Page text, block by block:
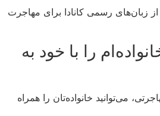
از زبان‌های رسمی کانادا برای مهاجرت
را با خود به
می‌توانید خانواده‌تان را همراه